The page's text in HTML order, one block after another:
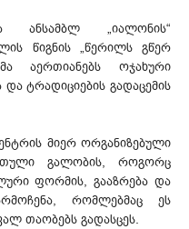
ანსამბლ „იალონის“
წიგნის „წერილს გწერ
აერთიანებს ოჯახური
და ტრადიციების გადაცემის
მიერ ორგანიზებული
გალობის, როგორც
ფორმის, გააზრება და
რომლებმაც ეს
თაობებს გადასცეს.